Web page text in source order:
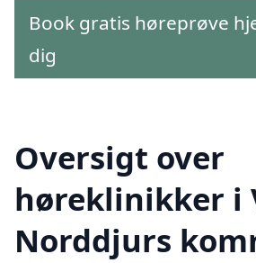
Book gratis høreprøve
dig
Oversigt over
høreklinikker i
Norddjurs